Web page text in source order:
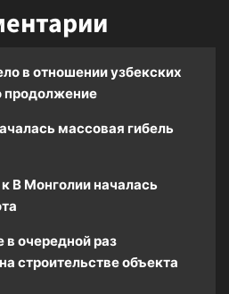
в отношении узбекских
продолжение
массовая гибель
к В Монголии началась
в очередной раз
строительстве объекта